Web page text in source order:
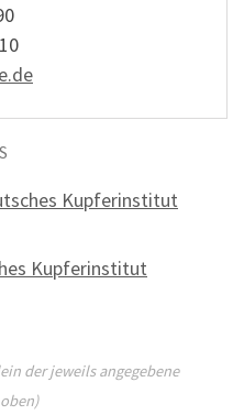
Kupferinstitut
Kupferinstitut
der jeweils angegebene